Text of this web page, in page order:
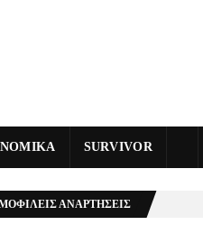
SURVIVOR
ΑΝΑΡΤΗΣΕΙΣ